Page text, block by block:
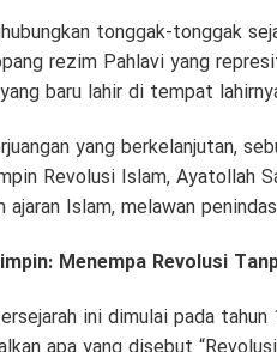
tonggak-tonggak
rezim Pahlavi yang
baru lahir di tempat
yang berkelanjutan,
Revolusi Islam, Ayatollah
Islam, melawan
Menempa Revolusi
ini dimulai pada